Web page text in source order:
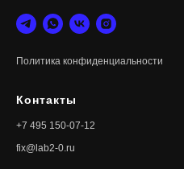
Политика конфиденциальности
Контакты
+7 495 150-07-12
fix@lab2-0.ru